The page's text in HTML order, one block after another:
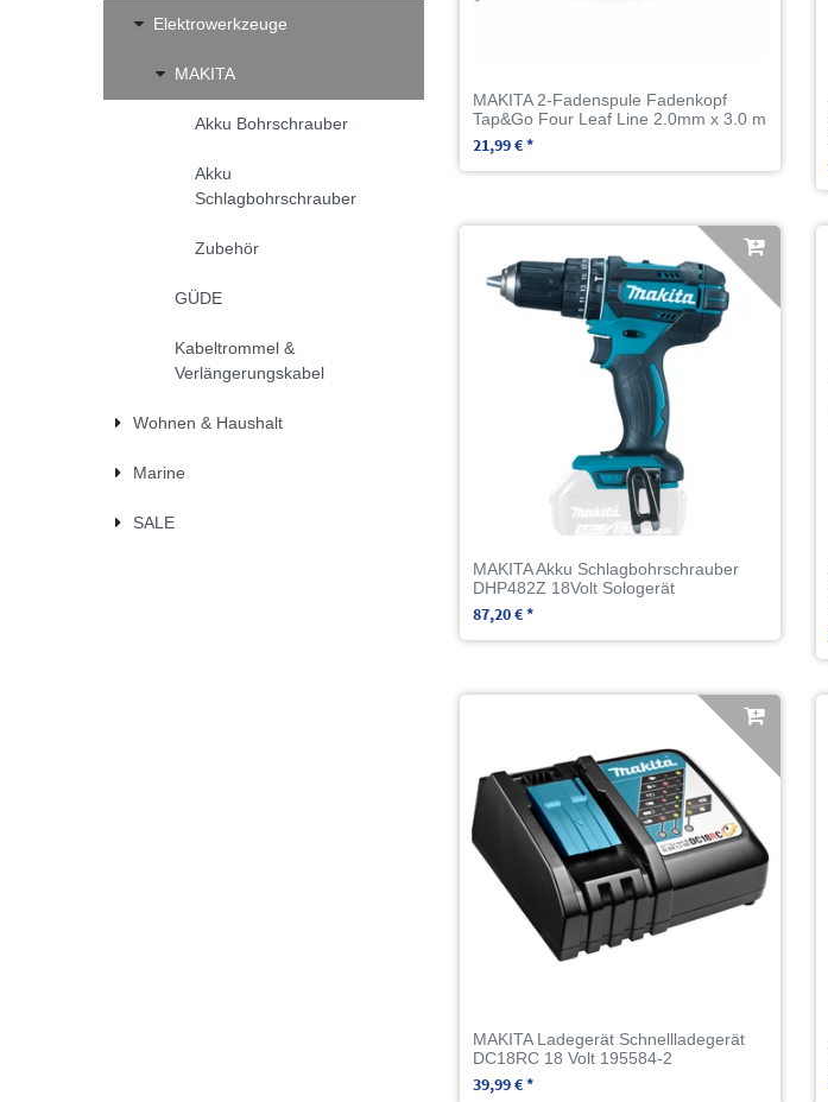
Elektrowerkzeuge
MAKITA
Akku Bohrschrauber
Akku
Schlagbohrschrauber
Zubehör
GÜDE
Kabeltrommel &
Verlängerungskabel
Wohnen & Haushalt
Marine
SALE
MAKITA 2-Fadenspule Fadenkopf
Tap&Go Four Leaf Line 2.0mm x 3.0 m
21,99 € *
MAKITA Akku Schlagbohrschrauber
DHP482Z 18Volt Sologerät
87,20 € *
MAKITA Ladegerät Schnellladegerät
DC18RC 18 Volt 195584-2
39,99 € *